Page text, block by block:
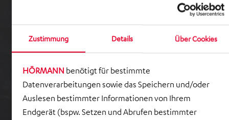
Zustimmung Details Über Cookies
HÖRMANN benötigt für bestimmte
Datenverarbeitungen sowie das Speichern und/oder
Auslesen bestimmter Informationen von Ihrem
Endgerät (bspw. Setzen und Abrufen bestimmter